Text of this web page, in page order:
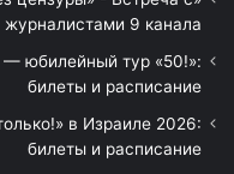
журналистами 9 канала
юбилейный тур «50!»:
билеты и расписание
в Израиле 2026:
билеты и расписание